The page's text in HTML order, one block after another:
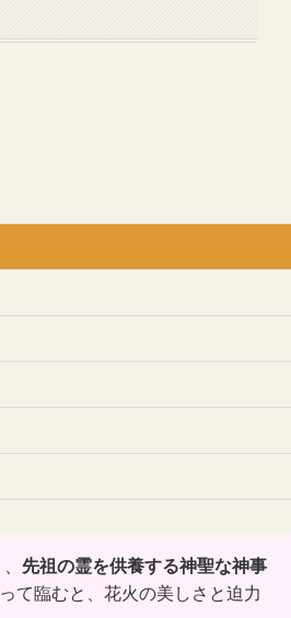
先祖の霊を供養する神聖な神事
て臨むと、花火の美しさと迫力